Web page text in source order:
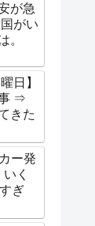
が急
がい
。
日】
⇒
きた
ー発
く
ぎ